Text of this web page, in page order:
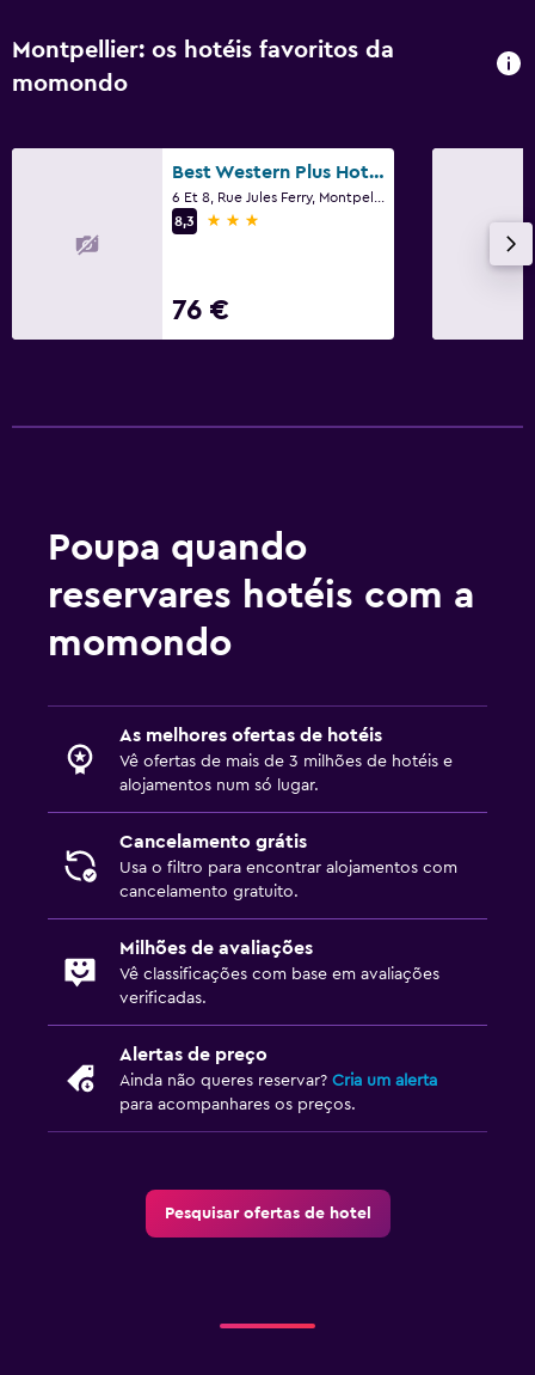
Check-out expresso
Receção 24 horas
Restaurantes
As refeições podem ser entregues no quarto
Minibar
Pequeno-almoço no quarto
TV de ecrã plano
TV Cabo ou TV por satélite
Biblioteca
Despertador
Suporte para cabides
Roupeiro ou armário
Visitas a adegas
Montpellier: os hotéis favoritos da
momondo
Best Western Plus Hotel Comedie Saint-Roch
8,3
3 estrelas
76 €
Poupa quando
reservares hotéis com a
momondo
As melhores ofertas de hotéis
Vê ofertas de mais de 3 milhões de hotéis e
alojamentos num só lugar.
Cancelamento grátis
Usa o filtro para encontrar alojamentos com
cancelamento gratuito.
Milhões de avaliações
Vê classificações com base em avaliações
verificadas.
Alertas de preço
Ainda não queres reservar? Cria um alerta
para acompanhares os preços.
Pesquisar ofertas de hotel